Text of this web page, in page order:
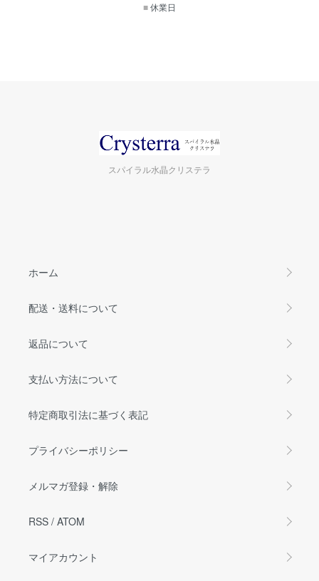
■休業日
スパイラル水晶クリステラ
ホーム
配送・送料について
返品について
支払い方法について
特定商取引法に基づく表記
プライバシーポリシー
メルマガ登録・解除
RSS / ATOM
マイアカウント